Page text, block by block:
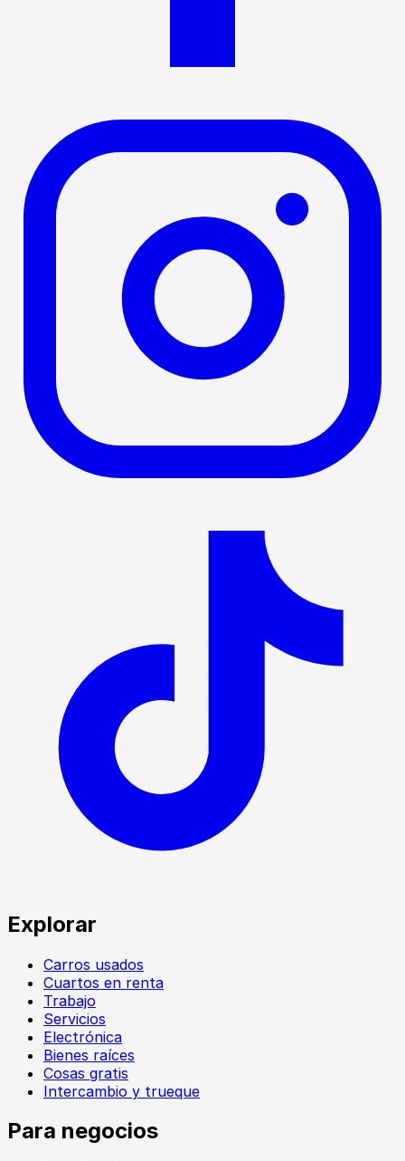
Explorar
Carros usados
Cuartos en renta
Trabajo
Servicios
Electrónica
Bienes raíces
Cosas gratis
Intercambio y trueque
Para negocios